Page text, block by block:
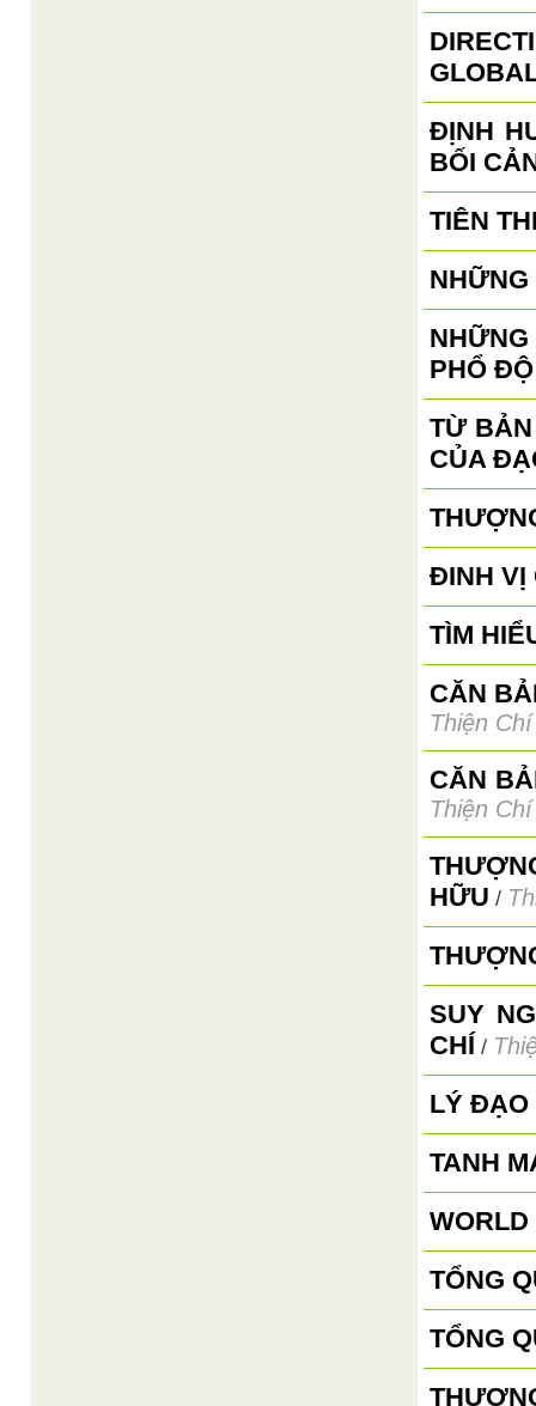
ĐỊNH
BỐI
TIÊN
PHỔ ĐỘ
TỪ
CỦA
ĐINH VỊ
TÌM
CĂN
Thiện Chí
CĂN
Thiện Chí
HỮU /
SUY
CHÍ /
LÝ ĐẠO
TANH
WORLD
TỔNG
TỔNG